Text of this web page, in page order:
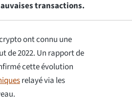
transactions.
ont connu une
de 2022. Un rapport de
cette évolution
relayé via les